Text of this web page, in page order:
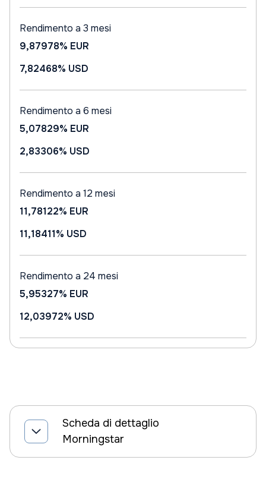
Rendimento a 3 mesi
9,87978% EUR
7,82468% USD
Rendimento a 6 mesi
5,07829% EUR
2,83306% USD
Rendimento a 12 mesi
11,78122% EUR
11,18411% USD
Rendimento a 24 mesi
5,95327% EUR
12,03972% USD
Scheda di dettaglio
Morningstar